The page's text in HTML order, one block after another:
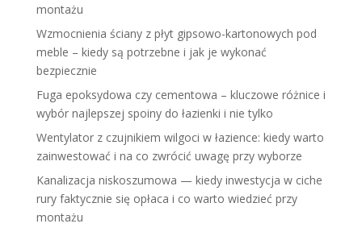
montażu
Wzmocnienia ściany z płyt gipsowo-kartonowych pod
meble – kiedy są potrzebne i jak je wykonać
bezpiecznie
Fuga epoksydowa czy cementowa – kluczowe różnice i
wybór najlepszej spoiny do łazienki i nie tylko
Wentylator z czujnikiem wilgoci w łazience: kiedy warto
zainwestować i na co zwrócić uwagę przy wyborze
Kanalizacja niskoszumowa — kiedy inwestycja w ciche
rury faktycznie się opłaca i co warto wiedzieć przy
montażu